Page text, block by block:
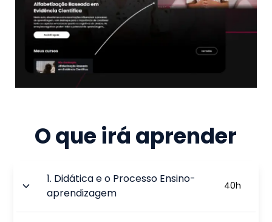
O que irá aprender
1. Didática e o Processo Ensino-
aprendizagem
40h